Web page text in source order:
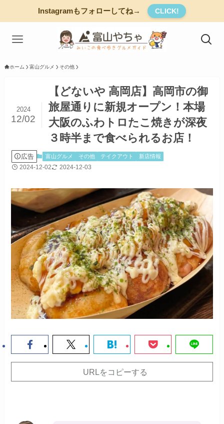
Instagramもフォローしてね→ CLICK!
ホーム 富山グルメ その他
【どないや 高岡店】高岡市の御
旅屋通りに新規オープン！本場
大阪のふわトロたこ焼きが深夜
３時半まで食べられるお店！
2024
12/02
広告 富山グルメ その他 テイクアウト 新店情報
2024-12-02 2024-12-03
URLをコピーする